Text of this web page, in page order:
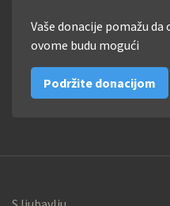
Vaše donacije pomažu
ovome budu mogući
Podržite donacijom